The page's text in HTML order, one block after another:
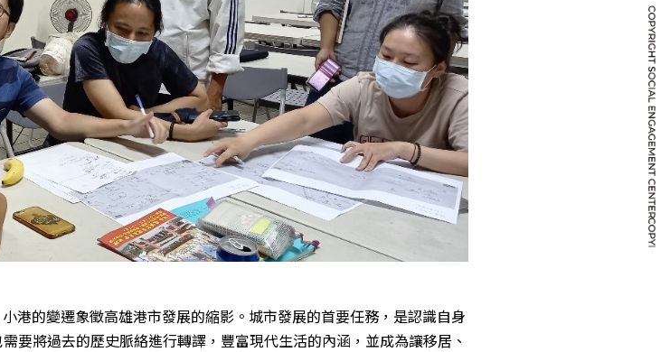
港的變遷象徵高雄港市發展的縮影。城市發展的首要任務，是認識自身
要將過去的歷史脈絡進行轉譯，豐富現代生活的內涵，並成為讓移居、